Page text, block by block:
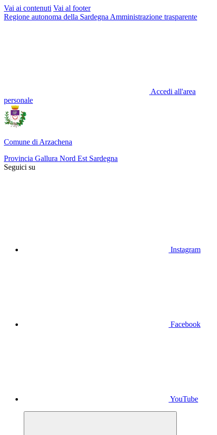
Vai ai contenuti Vai al footer
Regione autonoma della Sardegna Amministrazione trasparente
Accedi all'area
personale
Comune di Arzachena
Provincia Gallura Nord Est Sardegna
Seguici su
Instagram
Facebook
YouTube